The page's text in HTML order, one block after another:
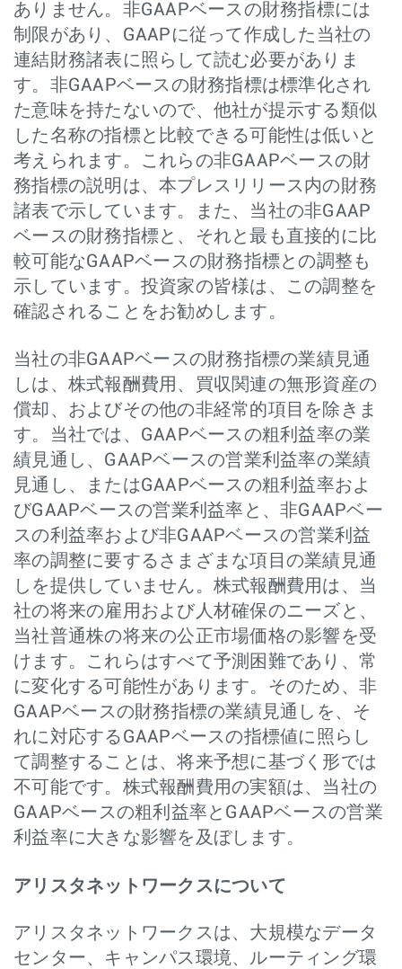
ありません。非GAAPベースの財務指標には
制限があり、GAAPに従って作成した当社の
連結財務諸表に照らして読む必要がありま
す。非GAAPベースの財務指標は標準化され
た意味を持たないので、他社が提示する類似
した名称の指標と比較できる可能性は低いと
考えられます。これらの非GAAPベースの財
務指標の説明は、本プレスリリース内の財務
諸表で示しています。また、当社の非GAAP
ベースの財務指標と、それと最も直接的に比
較可能なGAAPベースの財務指標との調整も
示しています。投資家の皆様は、この調整を
確認されることをお勧めします。
当社の非GAAPベースの財務指標の業績見通
しは、株式報酬費用、買収関連の無形資産の
償却、およびその他の非経常的項目を除きま
す。当社では、GAAPベースの粗利益率の業
績見通し、GAAPベースの営業利益率の業績
見通し、またはGAAPベースの粗利益率およ
びGAAPベースの営業利益率と、非GAAPベー
スの利益率および非GAAPベースの営業利益
率の調整に要するさまざまな項目の業績見通
しを提供していません。株式報酬費用は、当
社の将来の雇用および人材確保のニーズと、
当社普通株の将来の公正市場価格の影響を受
けます。これらはすべて予測困難であり、常
に変化する可能性があります。そのため、非
GAAPベースの財務指標の業績見通しを、そ
れに対応するGAAPベースの指標値に照らし
て調整することは、将来予想に基づく形では
不可能です。株式報酬費用の実額は、当社の
GAAPベースの粗利益率とGAAPベースの営業
利益率に大きな影響を及ぼします。
アリスタネットワークスについて
アリスタネットワークスは、大規模なデータ
センター、キャンパス環境、ルーティング環